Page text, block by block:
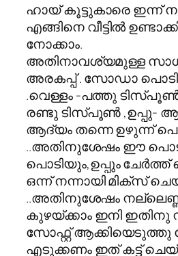
ഹായ് കൂട്ടുകാരെ ഇന്ന്
എങ്ങിനെ വീട്ടില്‍
നോക്കാം.
അതിനാവശ്യമുള്ള
അരകപ്പ് . സോഡാ
.വെള്ളം -പത്തു
രണ്ടു ടിസ്പൂണ്‍ ,ഉപ്പു-
ആദ്യം തന്നെ ഉഴുന്ന്
..അതിനുശേഷം ഈ
പൊടിയും,ഉപ്പും ചേര്‍ത്ത്
ഒന്ന് നന്നായി മിക്സ്
..അതിനുശേഷം നല്ലെണ്ണ
കുഴയ്ക്കാം ഇനി ഇതിനു
സോഫ്റ്റ്‌
എടുക്കണം ഇത് കട്ട്